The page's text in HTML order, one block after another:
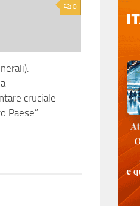
0
cruciale
Paese”